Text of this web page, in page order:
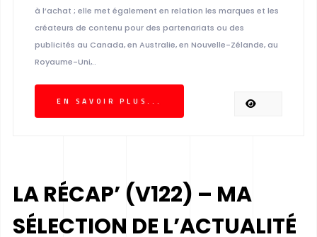
à l’achat ; elle met également en relation les marques et les
créateurs de contenu pour des partenariats ou des
publicités au Canada, en Australie, en Nouvelle-Zélande, au
Royaume-Uni,..
EN SAVOIR PLUS...
LA RÉCAP’ (V122) – MA
SÉLECTION DE L’ACTUALITÉ